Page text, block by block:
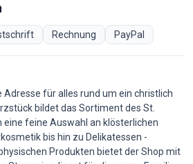
Rechnung PayPal
für alles rund um ein christlich
bildet das Sortiment des St.
eine feine Auswahl an klösterlichen
bis hin zu Delikatessen -
Produkten bietet der Shop mit